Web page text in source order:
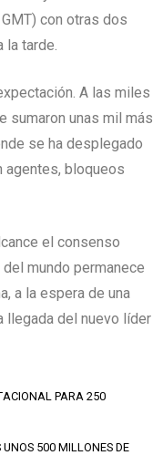
con otras dos
la tarde.
A las miles
sumaron unas mil más
se ha desplegado
agentes, bloqueos
el consenso
mundo permanece
a la espera de una
llegada del nuevo líder
PARA 250
500 MILLONES DE